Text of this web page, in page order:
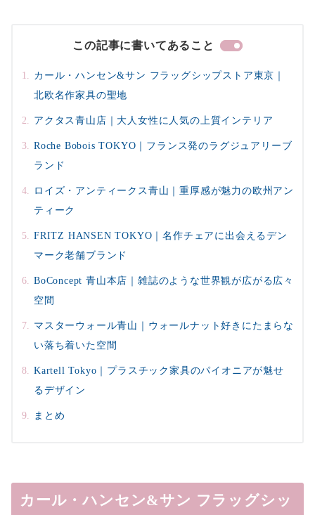
この記事に書いてあること
カール・ハンセン&サン フラッグシップストア東京｜
北欧名作家具の聖地
アクタス青山店｜大人女性に人気の上質インテリア
Roche Bobois TOKYO｜フランス発のラグジュアリーブ
ランド
ロイズ・アンティークス青山｜重厚感が魅力の欧州アン
ティーク
FRITZ HANSEN TOKYO｜名作チェアに出会えるデン
マーク老舗ブランド
BoConcept 青山本店｜雑誌のような世界観が広がる広々
空間
マスターウォール青山｜ウォールナット好きにたまらな
い落ち着いた空間
Kartell Tokyo｜プラスチック家具のパイオニアが魅せ
るデザイン
まとめ
カール・ハンセン&サン フラッグシッ